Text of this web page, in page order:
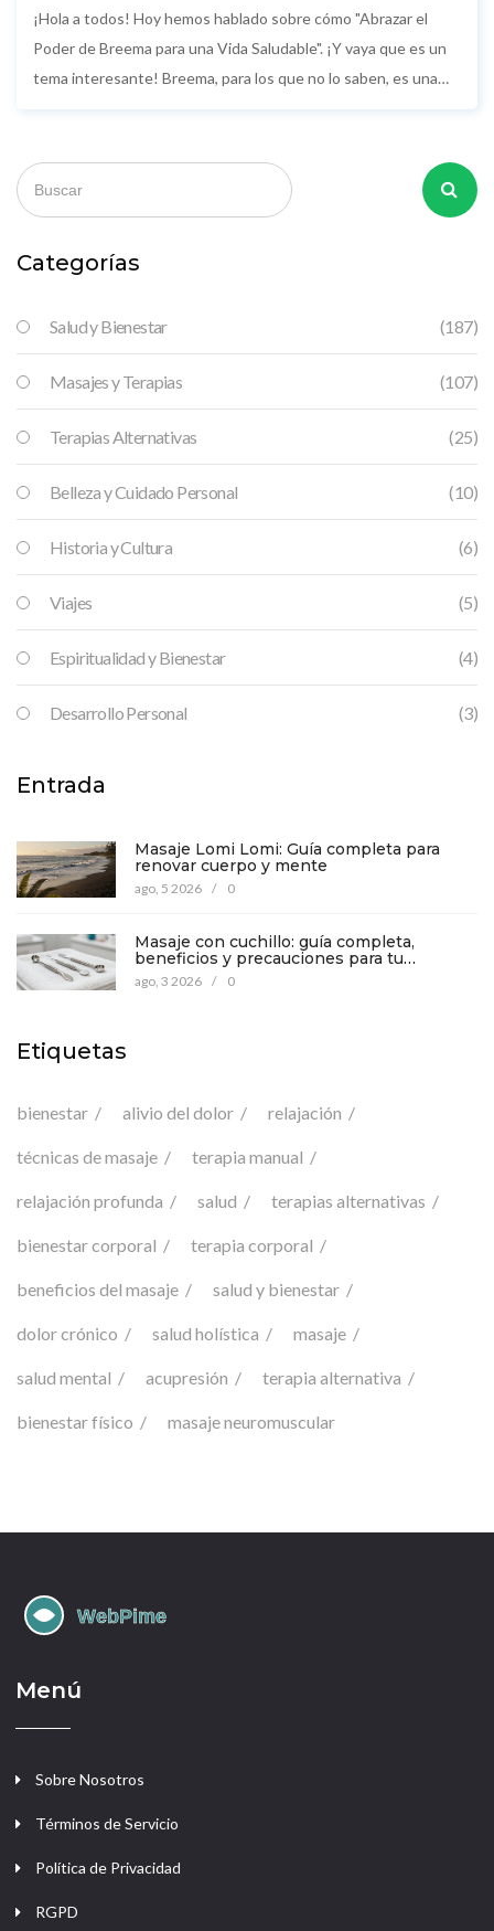
¡Hola a todos! Hoy hemos hablado sobre cómo "Abrazar el
Poder de Breema para una Vida Saludable". ¡Y vaya que es un
tema interesante! Breema, para los que no lo saben, es una
lleno de energía y vitalidad que podrías escalar el Everest... ¡en
pantuflas! Así que si buscas una forma divertida y efectiva de
aliado! ¡Vamos, chicos, a abrazar el poder de Breema y a vivir la
Categorías
Salud y Bienestar (187)
Masajes y Terapias (107)
Terapias Alternativas (25)
Belleza y Cuidado Personal (10)
Historia y Cultura (6)
Viajes (5)
Espiritualidad y Bienestar (4)
Desarrollo Personal (3)
Entrada
Masaje Lomi Lomi: Guía completa para
renovar cuerpo y mente
ago, 5 2026 / 0
Masaje con cuchillo: guía completa,
beneficios y precauciones para tu
bienestar
ago, 3 2026 / 0
Etiquetas
bienestar alivio del dolor relajación
técnicas de masaje terapia manual
relajación profunda salud terapias alternativas
bienestar corporal terapia corporal
beneficios del masaje salud y bienestar
dolor crónico salud holística masaje
salud mental acupresión terapia alternativa
bienestar físico masaje neuromuscular
Menú
Sobre Nosotros
Términos de Servicio
Política de Privacidad
RGPD